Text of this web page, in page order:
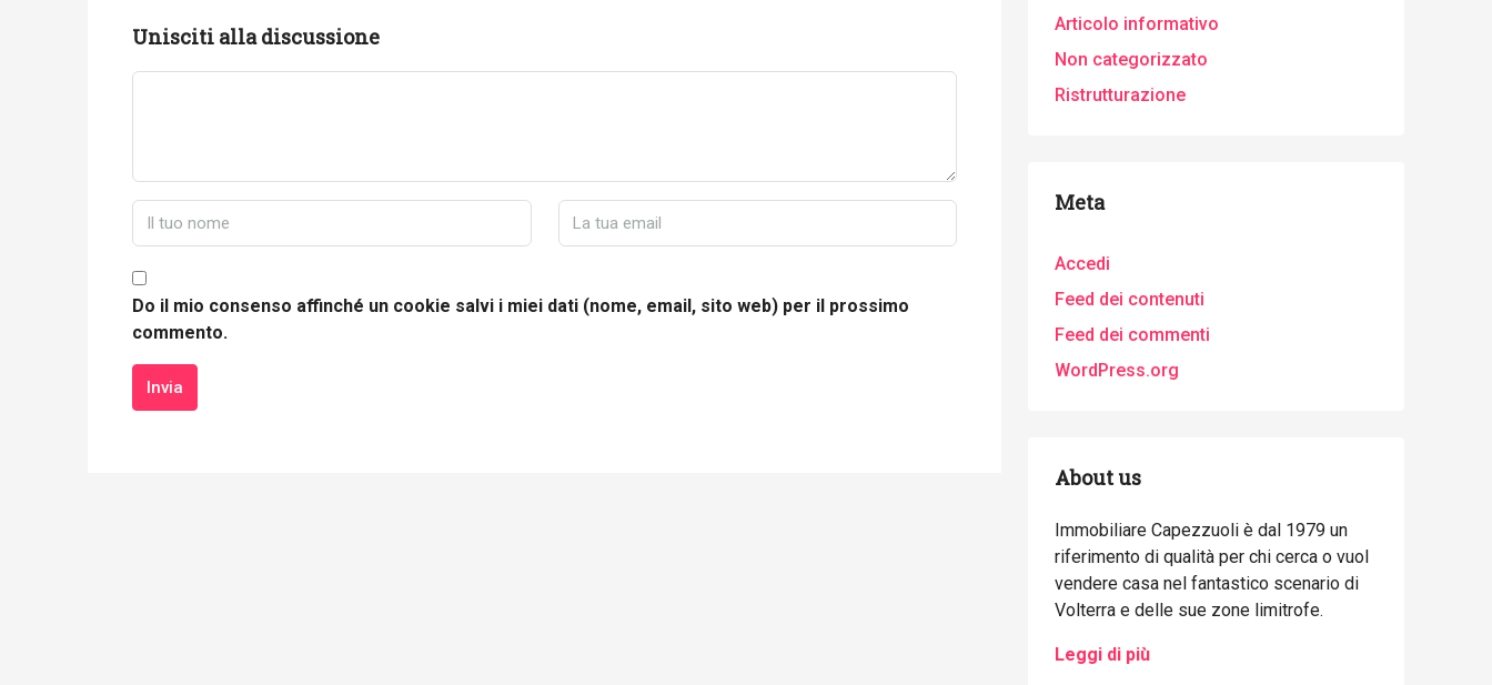
Unisciti alla discussione
Do il mio consenso affinché un cookie salvi i miei dati (nome, email, sito web) per il prossimo
commento.
Invia
Articolo informativo
Non categorizzato
Ristrutturazione
Meta
Accedi
Feed dei contenuti
Feed dei commenti
WordPress.org
About us
Immobiliare Capezzuoli è dal 1979 un
riferimento di qualità per chi cerca o vuol
vendere casa nel fantastico scenario di
Volterra e delle sue zone limitrofe.
Leggi di più